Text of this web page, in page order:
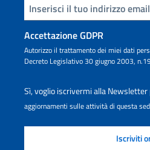
Inserisci la tua email
Accettazione GDPR
Autorizzo il trattamento dei miei dati
Decreto Legislativo 30 giugno 2003,
Sì, voglio iscrivermi alla
aggiornamenti sulle attività di questa